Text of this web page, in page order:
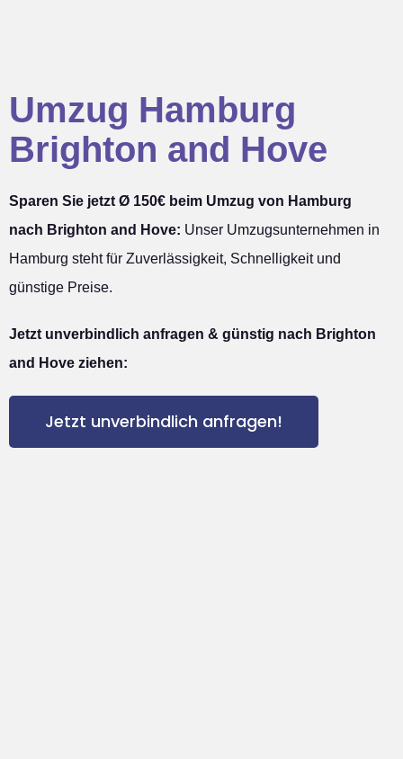
Umzug Hamburg
Brighton and Hove
Sparen Sie jetzt Ø 150€ beim Umzug von Hamburg
nach Brighton and Hove: Unser Umzugsunternehmen in
Hamburg steht für Zuverlässigkeit, Schnelligkeit und
günstige Preise.
Jetzt unverbindlich anfragen & günstig nach Brighton
and Hove ziehen:
Jetzt unverbindlich anfragen!